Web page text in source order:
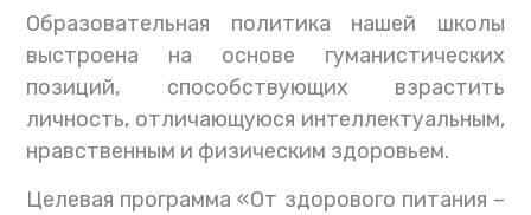
Образовательная политика нашей школы
выстроена на основе гуманистических
позиций, способствующих взрастить
личность, отличающуюся интеллектуальным,
нравственным и физическим здоровьем.
Целевая программа «От здорового питания –